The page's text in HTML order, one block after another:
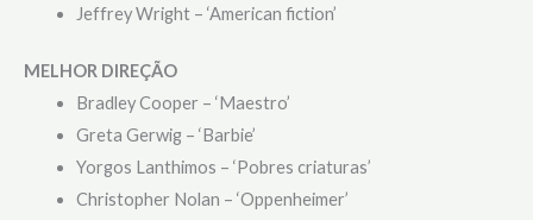
Jeffrey Wright – ‘American fiction’
MELHOR DIREÇÃO
Bradley Cooper – ‘Maestro’
Greta Gerwig – ‘Barbie’
Yorgos Lanthimos – ‘Pobres criaturas’
Christopher Nolan – ‘Oppenheimer’